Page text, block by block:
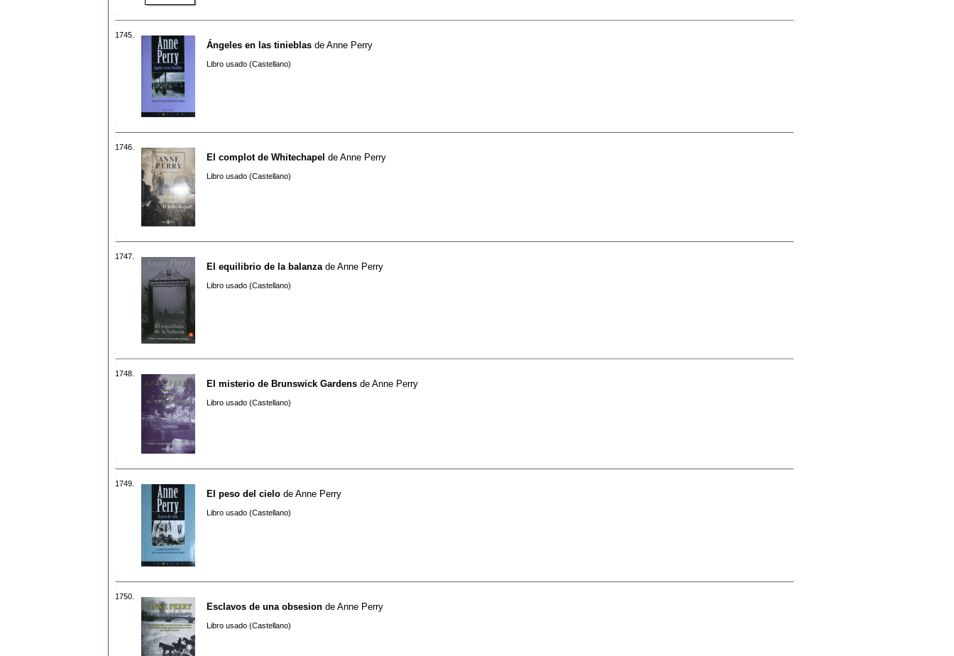
1745.
Ángeles en las tinieblas de Anne Perry
Libro usado (Castellano)
1746.
El complot de Whitechapel de Anne Perry
Libro usado (Castellano)
1747.
El equilibrio de la balanza de Anne Perry
Libro usado (Castellano)
1748.
El misterio de Brunswick Gardens de Anne Perry
Libro usado (Castellano)
1749.
El peso del cielo de Anne Perry
Libro usado (Castellano)
1750.
Esclavos de una obsesion de Anne Perry
Libro usado (Castellano)